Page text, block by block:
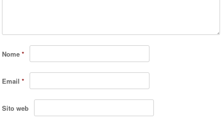
Nome*
Email*
Sito web